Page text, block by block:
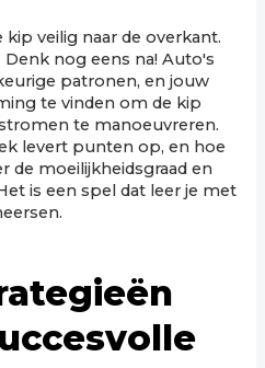
veilig naar de overkant.
nog eens na! Auto's
patronen, en jouw
te vinden om de kip
te manoeuvreren.
levert punten op, en hoe
de moeilijkheidsgraad en
is een spel dat leer je met